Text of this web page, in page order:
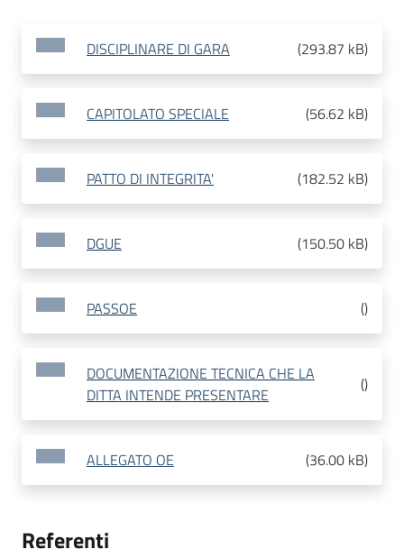
DISCIPLINARE DI GARA (293.87 kB)
CAPITOLATO SPECIALE (56.62 kB)
PATTO DI INTEGRITA' (182.52 kB)
DGUE (150.50 kB)
PASSOE ()
DOCUMENTAZIONE TECNICA CHE LA
DITTA INTENDE PRESENTARE
()
ALLEGATO OE (36.00 kB)
Referenti